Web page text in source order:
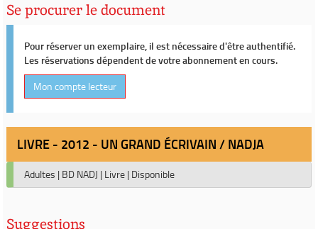
Se procurer le document
Pour réserver un exemplaire, il est nécessaire d'être authentifié.
Les réservations dépendent de votre abonnement en cours.
Mon compte lecteur
LIVRE - 2012 - UN GRAND ÉCRIVAIN / NADJA
Adultes | BD NADJ | Livre | Disponible
Suggestions